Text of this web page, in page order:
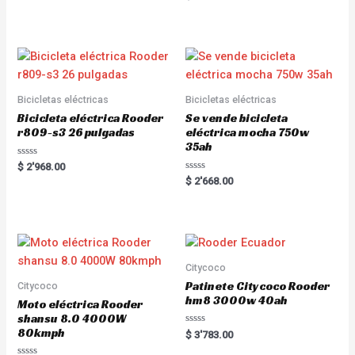
a
o
u
t
o
5
Bicicletas eléctricas
Bicicleta eléctrica Rooder
r809-s3 26 pulgadas
R
a
u
t
f
$ 2'968.00
Bicicletas eléctricas
Se vende bicicleta
eléctrica mocha 750w
35ah
R
a
o
u
o
f
5
$ 2'668.00
Citycoco
Moto eléctrica Rooder
shansu 8.0 4000W
80kmph
Citycoco
Patinete Citycoco Rooder
hm8 3000w 40ah
R
a
$ 3'783.00